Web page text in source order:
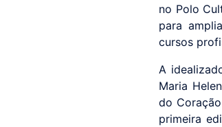
no Polo
para
cursos
A
Maria
do
primeira